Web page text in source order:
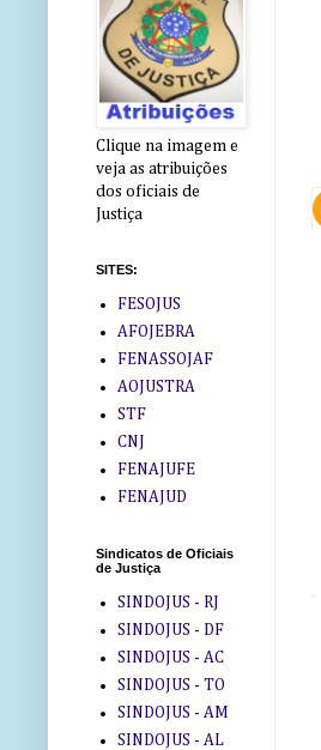
Clique na imagem e
veja as atribuições
dos oficiais de
Justiça
SITES:
FESOJUS
AFOJEBRA
FENASSOJAF
AOJUSTRA
STF
CNJ
FENAJUFE
FENAJUD
Sindicatos de Oficiais
de Justiça
SINDOJUS - RJ
SINDOJUS - DF
SINDOJUS - AC
SINDOJUS - TO
SINDOJUS - AM
SINDOJUS - AL